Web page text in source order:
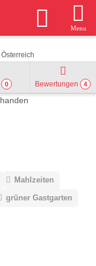
Menu
Österreich
0 Bewertungen 4
Mahlzeiten
grüner Gastgarten